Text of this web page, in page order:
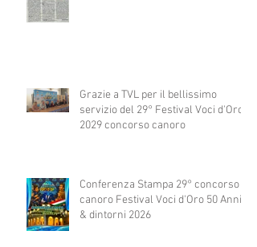
Grazie a TVL per il bellissimo
servizio del 29° Festival Voci d'Oro
2029 concorso canoro
Conferenza Stampa 29° concorso
canoro Festival Voci d'Oro 50 Anni
& dintorni 2026